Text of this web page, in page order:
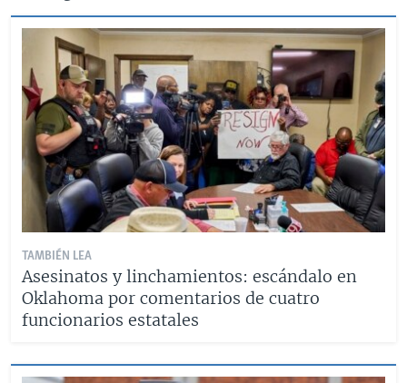
TAMBIÉN LEA
Asesinatos y linchamientos: escándalo en
Oklahoma por comentarios de cuatro
funcionarios estatales